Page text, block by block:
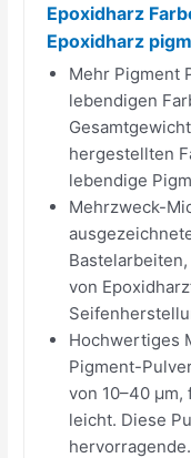
Epoxidharz
Epoxidharz
Mehr Pigment
lebendigen
hergestellten
lebendige
Mehrzweck-
von
Hochwertiges
Pigment-
von 10–40
leicht. Diese